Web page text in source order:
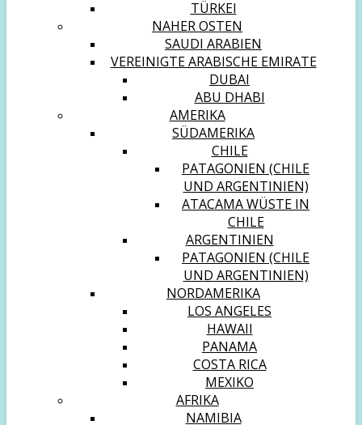
TÜRKEI
NAHER OSTEN
SAUDI ARABIEN
VEREINIGTE ARABISCHE EMIRATE
DUBAI
ABU DHABI
AMERIKA
SÜDAMERIKA
CHILE
PATAGONIEN (CHILE
UND ARGENTINIEN)
ATACAMA WÜSTE IN
CHILE
ARGENTINIEN
PATAGONIEN (CHILE
UND ARGENTINIEN)
NORDAMERIKA
LOS ANGELES
HAWAII
PANAMA
COSTA RICA
MEXIKO
AFRIKA
NAMIBIA